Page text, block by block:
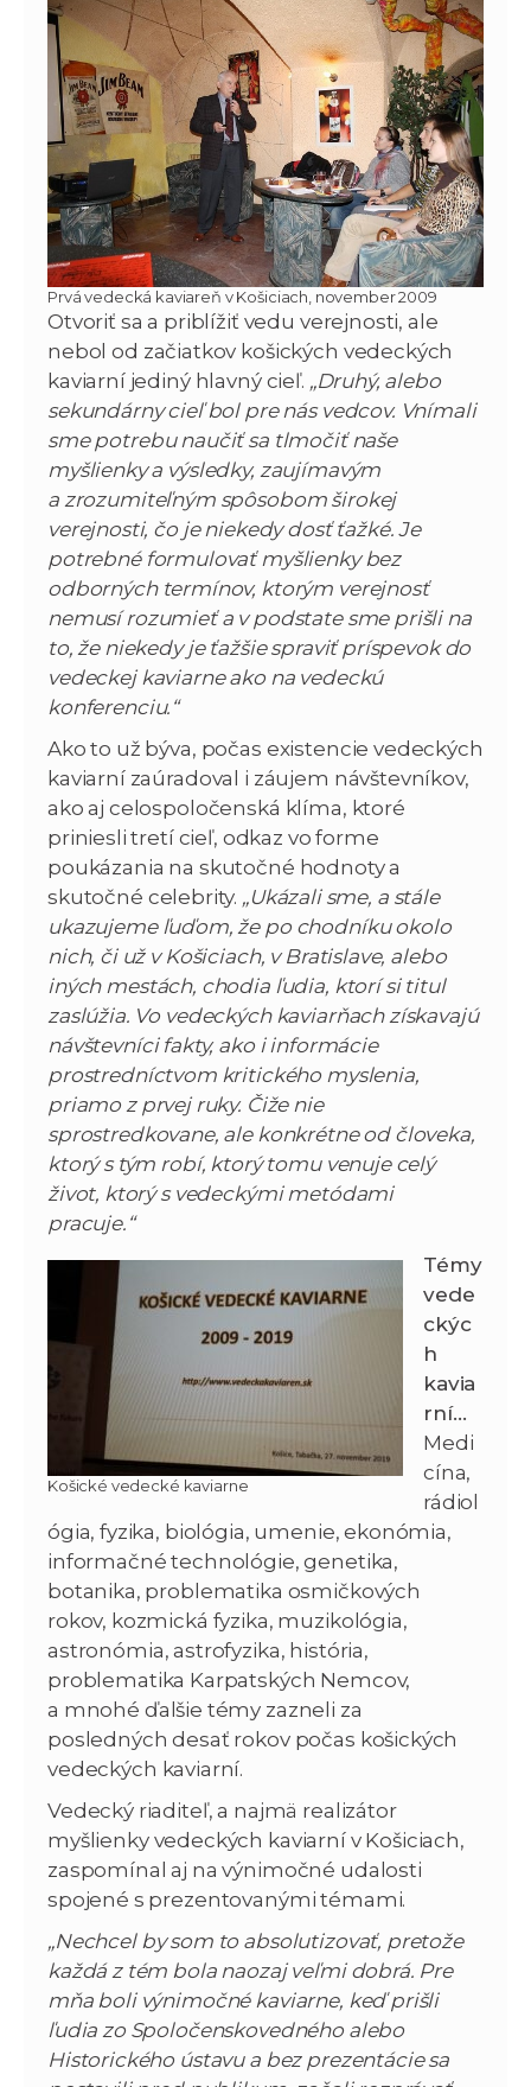
Prvá vedecká kaviareň v Košiciach, november 2009
Otvoriť sa a priblížiť vedu verejnosti, ale
nebol od začiatkov košických vedeckých
kaviarní jediný hlavný cieľ. „Druhý, alebo
sekundárny cieľ bol pre nás vedcov. Vnímali
sme potrebu naučiť sa tlmočiť naše
myšlienky a výsledky, zaujímavým
a zrozumiteľným spôsobom širokej
verejnosti, čo je niekedy dosť ťažké. Je
potrebné formulovať myšlienky bez
odborných termínov, ktorým verejnosť
nemusí rozumieť a v podstate sme prišli na
to, že niekedy je ťažšie spraviť príspevok do
vedeckej kaviarne ako na vedeckú
konferenciu.“
Ako to už býva, počas existencie vedeckých
kaviarní zaúradoval i záujem návštevníkov,
ako aj celospoločenská klíma, ktoré
priniesli tretí cieľ, odkaz vo forme
poukázania na skutočné hodnoty a
skutočné celebrity. „Ukázali sme, a stále
ukazujeme ľuďom, že po chodníku okolo
nich, či už v Košiciach, v Bratislave, alebo
iných mestách, chodia ľudia, ktorí si titul
zaslúžia. Vo vedeckých kaviarňach získavajú
návštevníci fakty, ako i informácie
prostredníctvom kritického myslenia,
priamo z prvej ruky. Čiže nie
sprostredkovane, ale konkrétne od človeka,
ktorý s tým robí, ktorý tomu venuje celý
život, ktorý s vedeckými metódami
pracuje.“
Košické vedecké kaviarne
Témy
vede
ckýc
h
kavia
rní…
Medi
cína,
rádiol
ógia, fyzika, biológia, umenie, ekonómia,
informačné technológie, genetika,
botanika, problematika osmičkových
rokov, kozmická fyzika, muzikológia,
astronómia, astrofyzika, história,
problematika Karpatských Nemcov,
a mnohé ďalšie témy zazneli za
posledných desať rokov počas košických
vedeckých kaviarní.
Vedecký riaditeľ, a najmä realizátor
myšlienky vedeckých kaviarní v Košiciach,
zaspomínal aj na výnimočné udalosti
spojené s prezentovanými témami.
„Nechcel by som to absolutizovať, pretože
každá z tém bola naozaj veľmi dobrá. Pre
mňa boli výnimočné kaviarne, keď prišli
ľudia zo Spoločenskovedného alebo
Historického ústavu a bez prezentácie sa